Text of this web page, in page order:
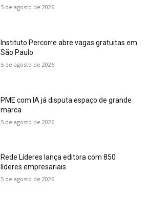
5 de agosto de 2026
Instituto Percorre abre vagas gratuitas em
São Paulo
5 de agosto de 2026
PME com IA já disputa espaço de grande
marca
5 de agosto de 2026
Rede Líderes lança editora com 850
líderes empresariais
5 de agosto de 2026